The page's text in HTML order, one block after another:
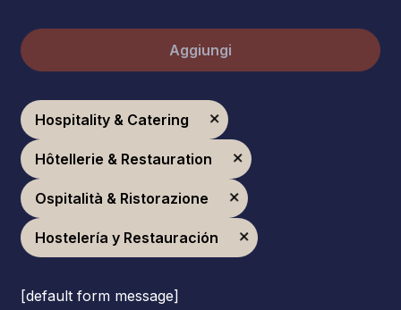
Aggiungi
Hospitality & Catering
Hôtellerie & Restauration
Ospitalità & Ristorazione
Hostelería y Restauración
[default form message]